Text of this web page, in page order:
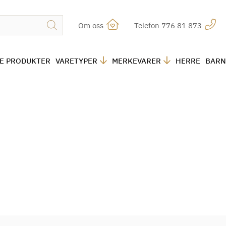
Om oss Telefon 776 81 873
PRODUKTER VARETYPER MERKEVARER HERRE BARN